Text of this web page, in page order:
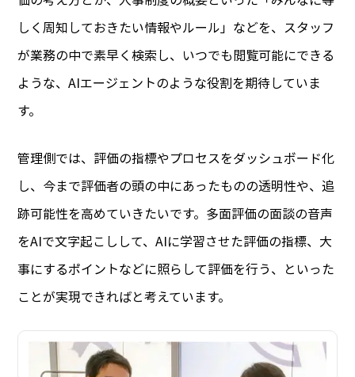
しく周知しておきたい情報やルール」などを、スタッフ
が業務の中で素早く検索し、いつでも閲覧可能にできる
ような、AIエージェントのような役割を期待していま
す。
管理側では、評価の指標やプロセスをダッシュボード化
し、今まで評価者の頭の中にあったものの透明性や、追
跡可能性を高めていきたいです。多面評価の面談の音声
をAIで文字起こしして、AIに学習させた評価の指標、大
事にするポイントなどに照らして評価を行う、といった
ことが実現できればと考えています。